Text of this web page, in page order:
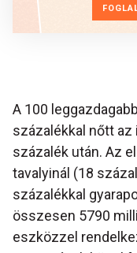
A 100
százalékkal nőtt az
százalék után. Az
tavalyinál (18
százalékkal
összesen 5790
eszközzel